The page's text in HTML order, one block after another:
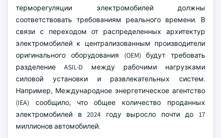
терморегуляции электромобилей должны
соответствовать требованиям реального времени. В
связи с переходом от распределенных архитектур
электромобилей к централизованным производители
оригинального оборудования (OEM) будут требовать
разделение ASIL-D между рабочими нагрузками
силовой установки и развлекательных систем.
Например, Международное энергетическое агентство
(IEA) сообщило, что общее количество проданных
электромобилей в 2024 году выросло почти до 17
миллионов автомобилей.